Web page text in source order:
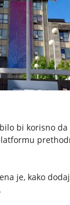
bi korisno
je, kako